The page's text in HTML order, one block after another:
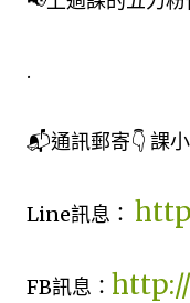
.
📬通訊郵寄👇 課
Line訊息：
FB訊息：